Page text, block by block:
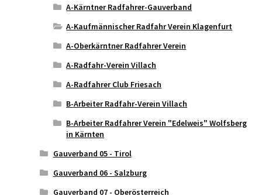
A-Kärntner Radfahrer-Gauverband
A-Kaufmännischer Radfahr Verein Klagenfurt
A-Oberkärntner Radfahrer Verein
A-Radfahr-Verein Villach
A-Radfahrer Club Friesach
B-Arbeiter Radfahr-Verein Villach
B-Arbeiter Radfahrer Verein "Edelweis" Wolfsberg
in Kärnten
Gauverband 05 - Tirol
Gauverband 06 - Salzburg
Gauverband 07 - Oberösterreich